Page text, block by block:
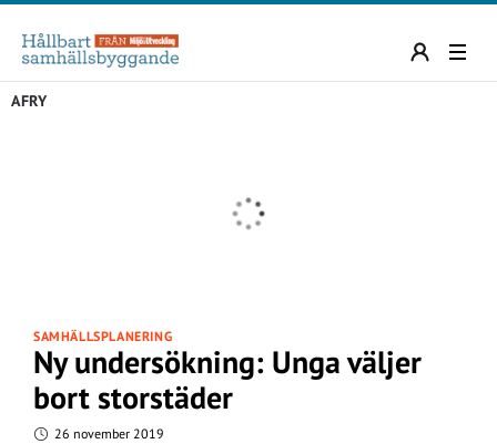
AFRY
SAMHÄLLSPLANERING
Ny undersökning: Unga väljer
bort storstäder
26 november 2019